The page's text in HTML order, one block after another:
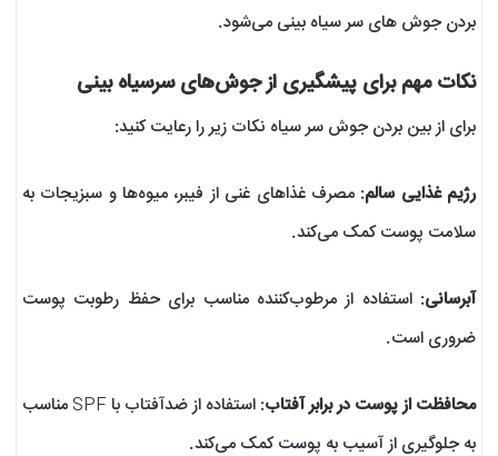
بردن جوش های سر سیاه بینی می‌شود.
نکات مهم برای پیشگیری از جوش‌های سرسیاه بینی
برای از بین بردن جوش سر سیاه نکات زیر را رعایت کنید:
رژیم غذایی سالم: مصرف غذاهای غنی از فیبر، میوه‌ها و سبزیجات به
سلامت پوست کمک می‌کند.
آبرسانی: استفاده از مرطوب‌کننده مناسب برای حفظ رطوبت پوست
ضروری است.
محافظت از پوست در برابر آفتاب
: استفاده از ضدآفتاب با SPF مناسب
به جلوگیری از آسیب به پوست کمک می‌کند.